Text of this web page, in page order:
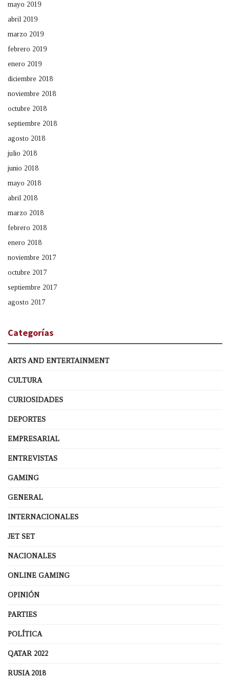
mayo 2019
abril 2019
marzo 2019
febrero 2019
enero 2019
diciembre 2018
noviembre 2018
octubre 2018
septiembre 2018
agosto 2018
julio 2018
junio 2018
mayo 2018
abril 2018
marzo 2018
febrero 2018
enero 2018
noviembre 2017
octubre 2017
septiembre 2017
agosto 2017
Categorías
ARTS AND ENTERTAINMENT
CULTURA
CURIOSIDADES
DEPORTES
EMPRESARIAL
ENTREVISTAS
GAMING
GENERAL
INTERNACIONALES
JET SET
NACIONALES
ONLINE GAMING
OPINIÓN
PARTIES
POLÍTICA
QATAR 2022
RUSIA 2018